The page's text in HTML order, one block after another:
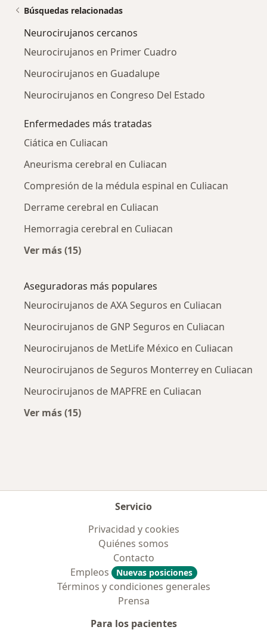
Búsquedas relacionadas
Neurocirujanos cercanos
Neurocirujanos en Primer Cuadro
Neurocirujanos en Guadalupe
Neurocirujanos en Congreso Del Estado
Enfermedades más tratadas
Ciática en Culiacan
Aneurisma cerebral en Culiacan
Compresión de la médula espinal en Culiacan
Derrame cerebral en Culiacan
Hemorragia cerebral en Culiacan
Ver más (15)
Aseguradoras más populares
Neurocirujanos de AXA Seguros en Culiacan
Neurocirujanos de GNP Seguros en Culiacan
Neurocirujanos de MetLife México en Culiacan
Neurocirujanos de Seguros Monterrey en Culiacan
Neurocirujanos de MAPFRE en Culiacan
Ver más (15)
Servicio
Privacidad y cookies
Quiénes somos
Contacto
Empleos
Nuevas posiciones
Términos y condiciones generales
Prensa
Para los pacientes